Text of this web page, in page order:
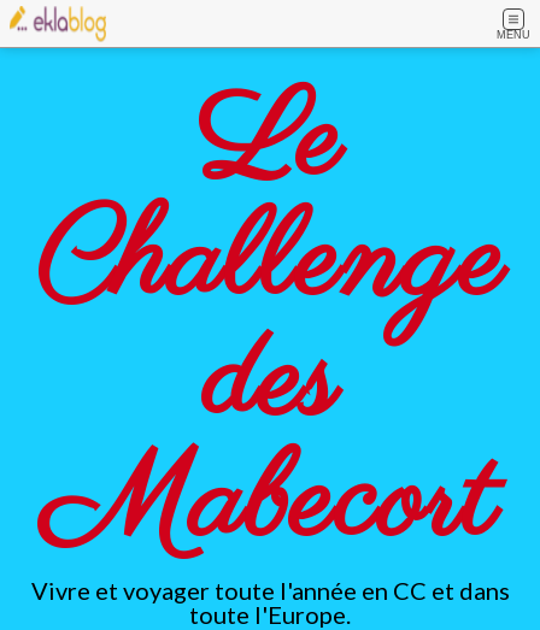
MENU
Le
Challenge
des
Mabecort
Vivre et voyager toute l'année en CC et dans
toute l'Europe.